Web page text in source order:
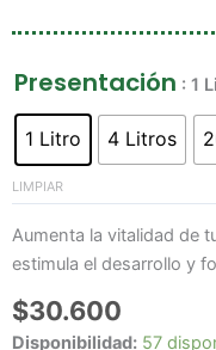
Presentación : 1
1 Litro 4 Litros
LIMPIAR
Aumenta la vitalidad de
estimula el desarrollo y
$30.600
Disponibilidad: 57
Terramía
Forrajes
cantidad